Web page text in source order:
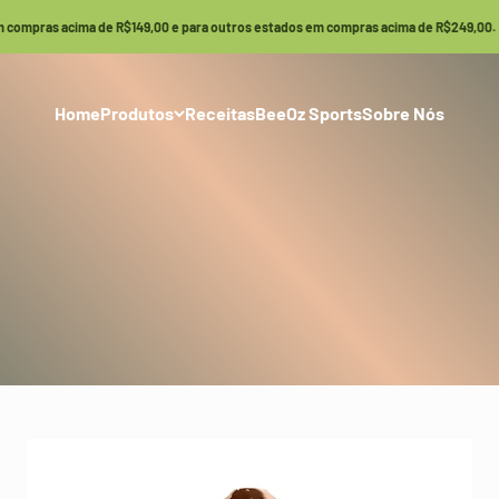
acima de R$149,00 e para outros estados em compras acima de R$249,00.
HomeProdutos ReceitasBeeOz SportsSobre Nós